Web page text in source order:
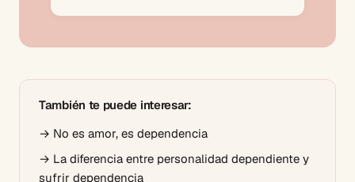
También te puede interesar:
→ No es amor, es dependencia
→ La diferencia entre personalidad dependiente y
sufrir dependencia